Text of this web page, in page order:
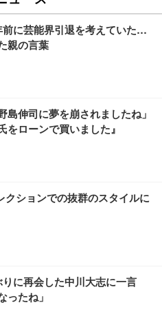
ェア デスクチェア 疲れない テレ
バックレスト 30度ロッキング機
腰サポート 90度跳ね上げ式アーム
コンチェア (ブラック)
ェア デスクチェア 疲れない テレ
バックレスト 30度ロッキング機
サポート 90度跳ね上げ式アーム
コンチェア (ホワイト)
チェア デスクチェア 肘なし メ
バーサポート付き 腰サポート ガ
度回転 キャスター付き コンパク
ミングモニター DualSense 充電
）
E2724HS 27インチ 液晶モニタ
）VA 非光沢 HDMI/DisplayP
内蔵 高さ調整 スイベル VESA対
280Hz/FHD】GRAPHT THE S
Monitor 24” Essential ゲーミン
インチ 1ms FHD 量子ドット 残
ネオ・オムツ L 中型犬用 26枚入
ートベーシック) 【Amazon.co.jp
アイリスオーヤマ ペットシーツ
ド 100枚入 (x 1) (ケース販売)
ペットシーツ 超厚型 お徳用 レギ
Amazon.co.jp限定】
前に芸能界引退を考えていた…
親の言葉
島伸司に夢を崩されましたね」
ローンで買いました』
クションでの抜群のスタイルに
に再会した中川大志に一言
ったね」